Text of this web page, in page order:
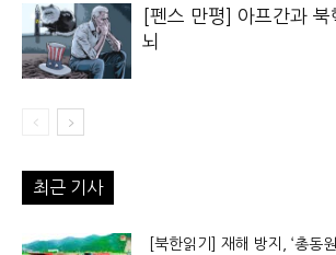
[펜스 만평] 아프간과
뇌
최근 기사
[북한읽기] 재해 방지, ‘총동